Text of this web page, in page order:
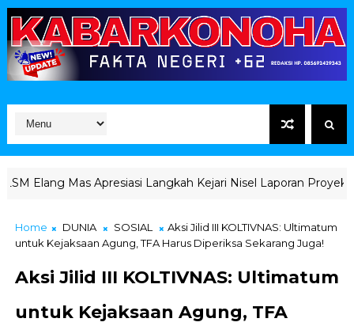
Elang Mas Apresiasi Langkah Kejari Nisel Laporan Proyek
Home DUNIA SOSIAL
Aksi Jilid III KOLTIVNAS: Ultimatum
untuk Kejaksaan Agung, TFA Harus Diperiksa Sekarang Juga!
Aksi Jilid III KOLTIVNAS: Ultimatum
untuk Kejaksaan Agung, TFA